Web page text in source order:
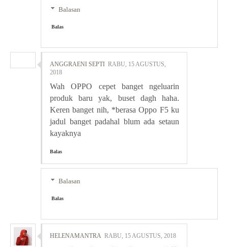
Balasan
Balas
ANGGRAENI SEPTI RABU, 15 AGUSTUS,
2018
Wah OPPO cepet banget ngeluarin
produk baru yak, buset dagh haha.
Keren banget nih, *berasa Oppo F5 ku
jadul banget padahal blum ada setaun
kayaknya
Balas
Balasan
Balas
HELENAMANTRA RABU, 15 AGUSTUS, 2018